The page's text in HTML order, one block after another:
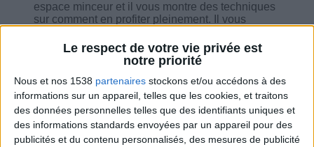
Le respect de votre vie privée est
notre priorité
Nous et nos 1538 partenaires stockons et/ou accédons à des
informations sur un appareil, telles que les cookies, et traitons
des données personnelles telles que des identifiants uniques et
des informations standards envoyées par un appareil pour des
publicités et du contenu personnalisés, des mesures de publicité
espace minceur et il vous montre des techniques
sur comment en profiter pleinement. Il vous
renouvellement automatique de votre
programme. Il n'oublie pas également de vous
donner des nouveautés et de répondre à vos
questions.